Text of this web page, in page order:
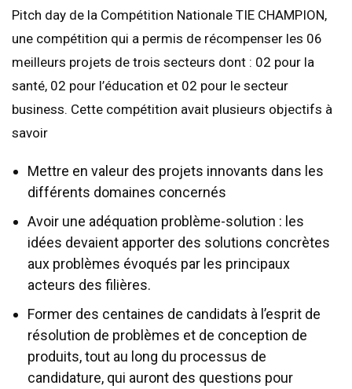
Pitch day de la Compétition Nationale TIE CHAMPION,
une compétition qui a permis de récompenser les 06
meilleurs projets de trois secteurs dont : 02 pour la
santé, 02 pour l’éducation et 02 pour le secteur
business. Cette compétition avait plusieurs objectifs à
savoir
Mettre en valeur des projets innovants dans les
différents domaines concernés
Avoir une adéquation problème-solution : les
idées devaient apporter des solutions concrètes
aux problèmes évoqués par les principaux
acteurs des filières.
Former des centaines de candidats à l’esprit de
résolution de problèmes et de conception de
produits, tout au long du processus de
candidature, qui auront des questions pour